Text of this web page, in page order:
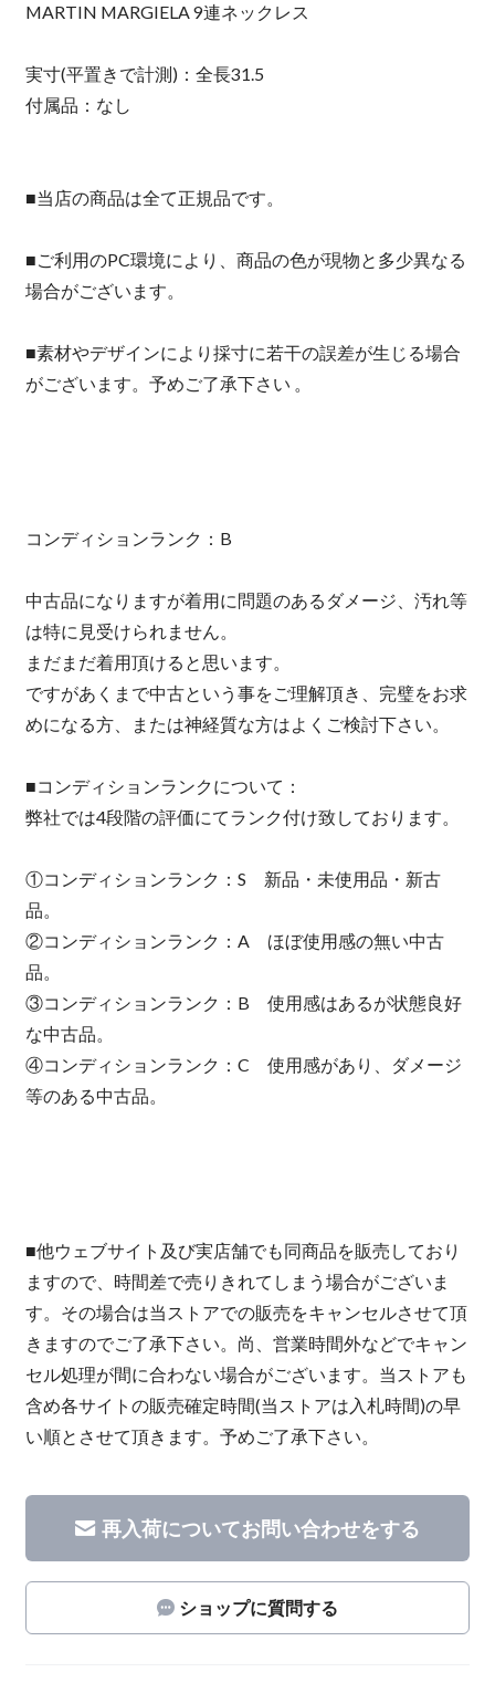
MARTIN MARGIELA 9連ネックレス
実寸(平置きで計測)：全長31.5
付属品：なし
■当店の商品は全て正規品です。
■ご利用のPC環境により、商品の色が現物と多少異なる
場合がございます。
■素材やデザインにより採寸に若干の誤差が生じる場合
がございます。予めご了承下さい 。
コンディションランク：B
中古品になりますが着用に問題のあるダメージ、汚れ等
は特に見受けられません。
まだまだ着用頂けると思います。
ですがあくまで中古という事をご理解頂き、完璧をお求
めになる方、または神経質な方はよくご検討下さい。
■コンディションランクについて：
弊社では4段階の評価にてランク付け致しております。
①コンディションランク：S 新品・未使用品・新古
品。
②コンディションランク：A ほぼ使用感の無い中古
品。
③コンディションランク：B 使用感はあるが状態良好
な中古品。
④コンディションランク：C 使用感があり、ダメージ
等のある中古品。
■他ウェブサイト及び実店舗でも同商品を販売しており
ますので、時間差で売りきれてしまう場合がございま
す。その場合は当ストアでの販売をキャンセルさせて頂
きますのでご了承下さい。尚、営業時間外などでキャン
セル処理が間に合わない場合がございます。当ストアも
含め各サイトの販売確定時間(当ストアは入札時間)の早
い順とさせて頂きます。予めご了承下さい。
再入荷についてお問い合わせをする
ショップに質問する